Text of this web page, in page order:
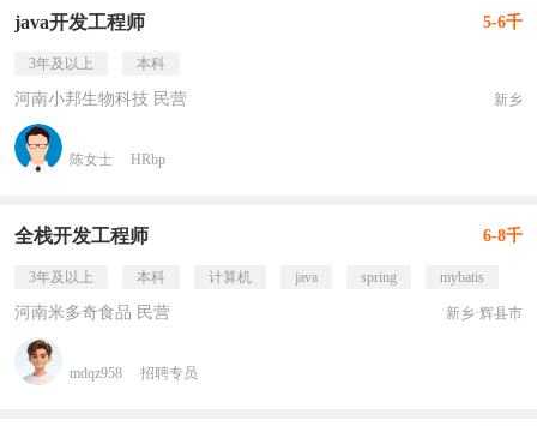
java开发工程师 5-6千
3年及以上 本科
河南小邦生物科技 民营 新乡
陈女士 HRbp
全栈开发工程师 6-8千
3年及以上 本科 计算机 java spring mybatis
河南米多奇食品 民营 新乡·辉县市
mdqz958 招聘专员